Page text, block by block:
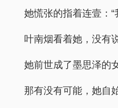
她慌张的指着连壹：
叶南烟看着她，没有
她前世成了墨思泽的
那有没有可能，她自